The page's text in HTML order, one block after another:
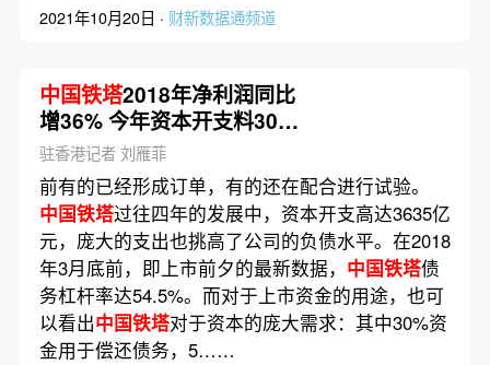
2021年10月20日 · 财新数据通频道
中国铁塔2018年净利润同比
增36% 今年资本开支料300
亿元
驻香港记者 刘雁菲
前有的已经形成订单，有的还在配合进行试验。
中国铁塔过往四年的发展中，资本开支高达3635亿
元，庞大的支出也挑高了公司的负债水平。在2018
年3月底前，即上市前夕的最新数据， 中国铁塔债
务杠杆率达54.5%。而对于上市资金的用途，也可
以看出中国铁塔对于资本的庞大需求：其中30%资
金用于偿还债务，5……